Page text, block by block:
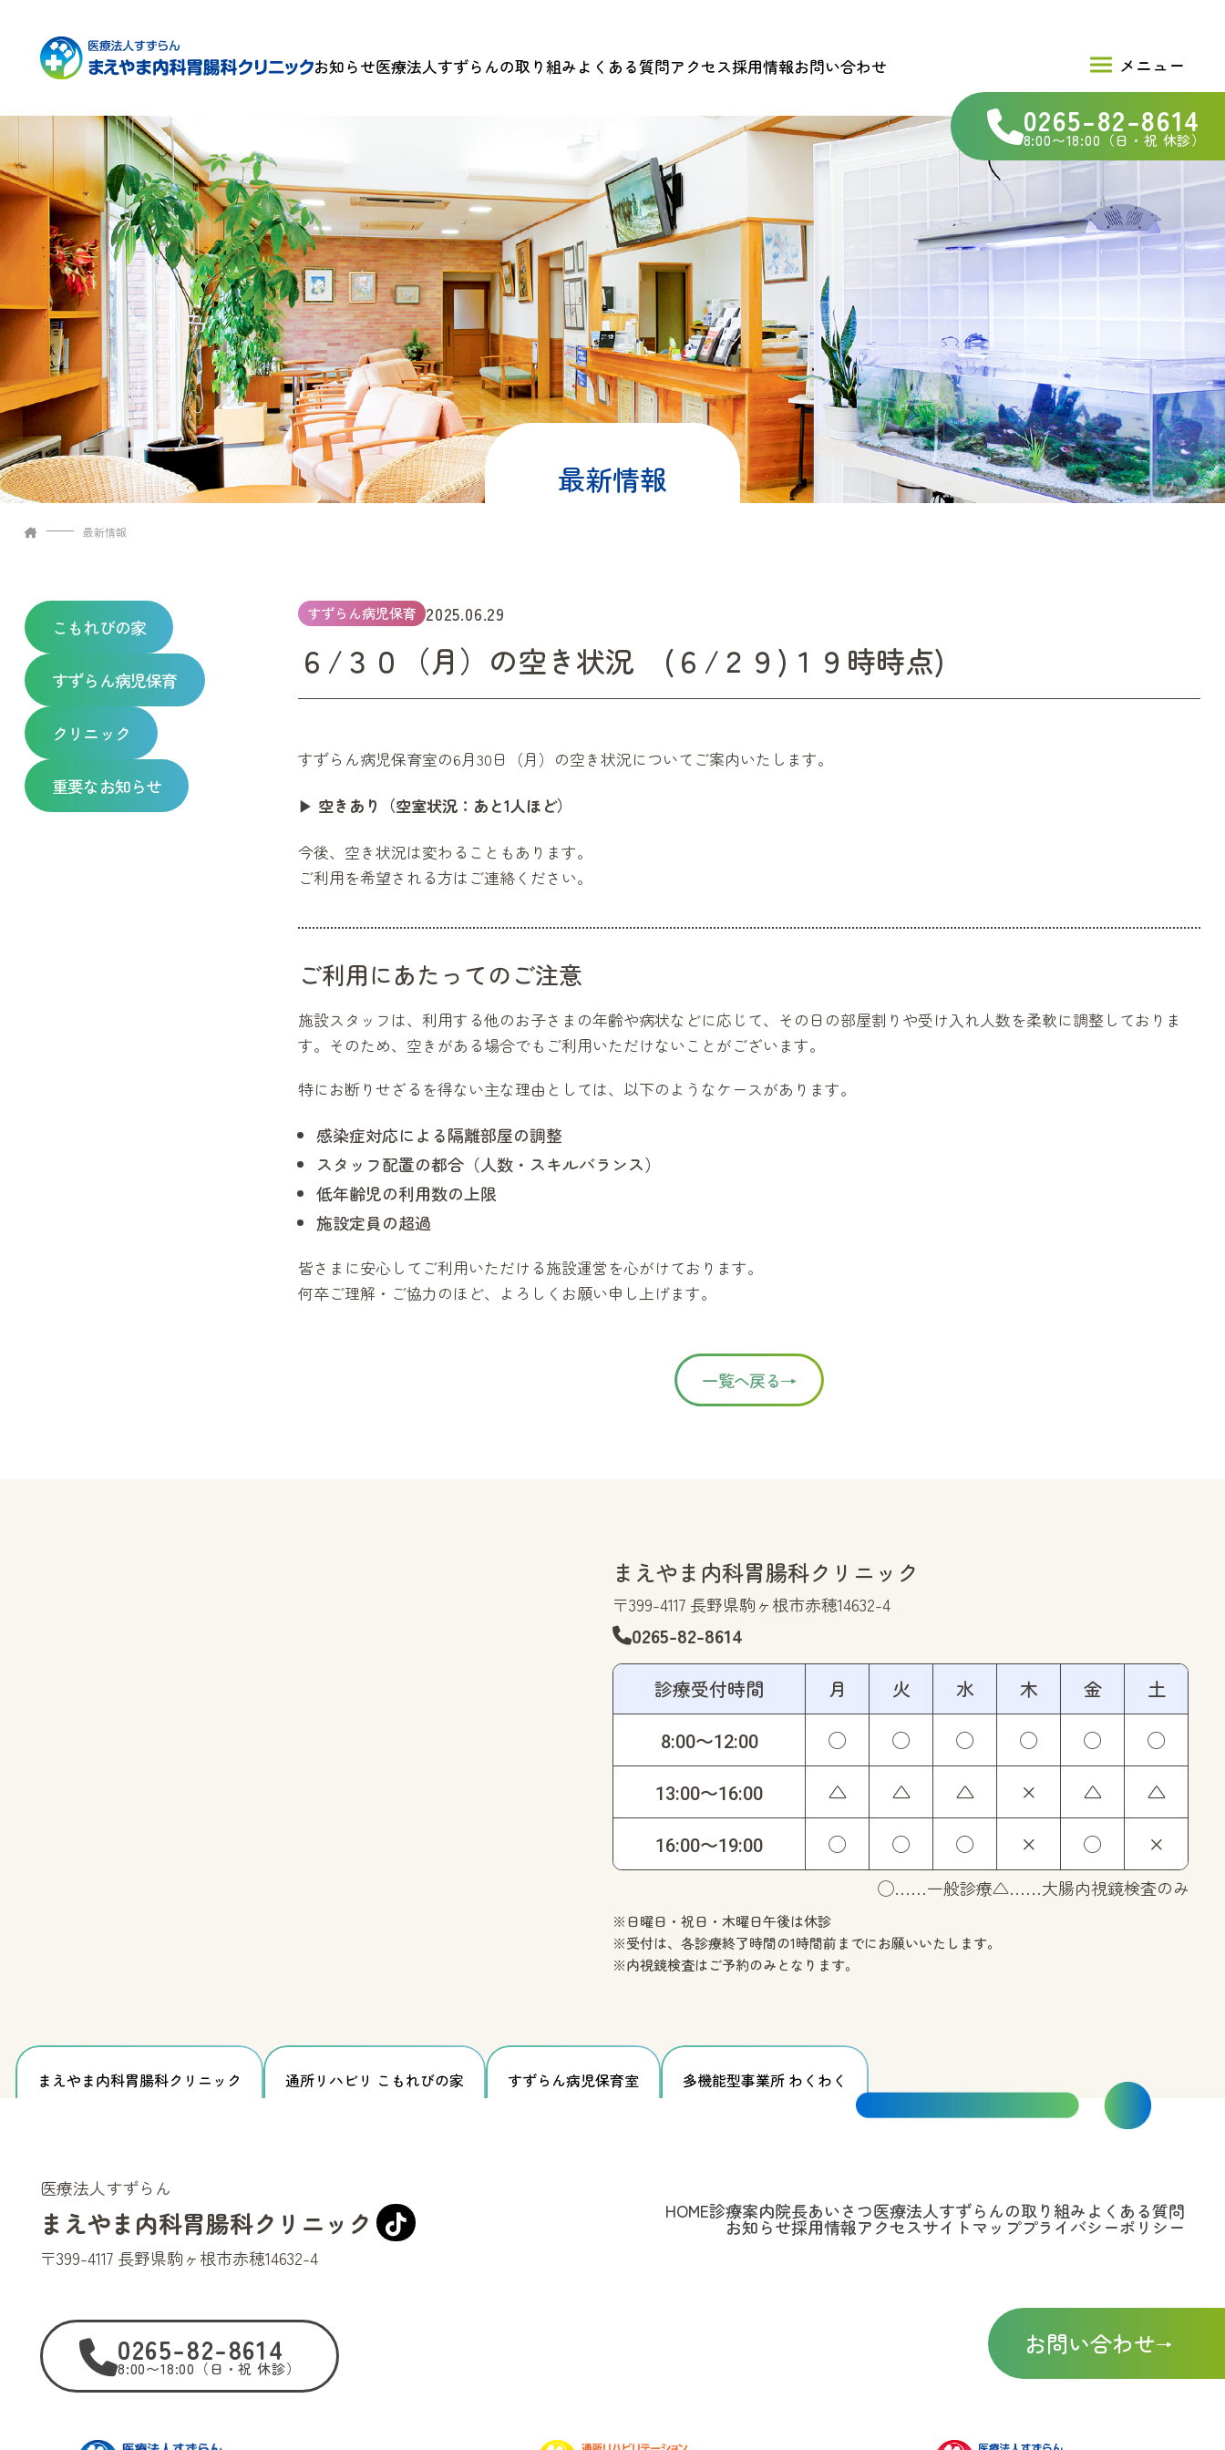
お知らせ医療法人すずらんの取り組みよくある質問アクセス採用情報お問い合わせ
0265-82-8614
8:00〜18:00（日・祝 休診）
最新情報
最新情報
こもれびの家
すずらん病児保育
クリニック
重要なお知らせ
すずらん病児保育 2025.06.29
６/３０（月）の空き状況 (６/２９)１９時時点)
すずらん病児保育室の6月30日（月）の空き状況についてご案内いたします。
▶ 空きあり（空室状況：あと1人ほど）
今後、空き状況は変わることもあります。
ご利用を希望される方はご連絡ください。
ご利用にあたってのご注意
施設スタッフは、利用する他のお子さまの年齢や病状などに応じて、その日の部屋割りや受け入れ人数を柔軟に調整しておりま
す。そのため、空きがある場合でもご利用いただけないことがございます。
特にお断りせざるを得ない主な理由としては、以下のようなケースがあります。
感染症対応による隔離部屋の調整
スタッフ配置の都合（人数・スキルバランス）
低年齢児の利用数の上限
施設定員の超過
皆さまに安心してご利用いただける施設運営を心がけております。
何卒ご理解・ご協力のほど、よろしくお願い申し上げます。
一覧へ戻る→
まえやま内科胃腸科クリニック
〒399-4117 長野県駒ヶ根市赤穂14632-4
0265-82-8614
診療受付時間 月 火 水 木 金 土
8:00〜12:00 ◯ ◯ ◯ ◯ ◯ ◯
13:00〜16:00 △ △ △ × △ △
16:00〜19:00 ◯ ◯ ◯ × ◯ ×
◯……一般診療△……大腸内視鏡検査のみ
※日曜日・祝日・木曜日午後は休診
※受付は、各診療終了時間の1時間前までにお願いいたします。
※内視鏡検査はご予約のみとなります。
まえやま内科胃腸科クリニック 通所リハビリ こもれびの家 すずらん病児保育室 多機能型事業所 わくわく
医療法人すずらん
まえやま内科胃腸科クリニック
〒399-4117 長野県駒ヶ根市赤穂14632-4
0265-82-8614
8:00〜18:00（日・祝 休診）
HOME診療案内院長あいさつ医療法人すずらんの取り組みよくある質問
お知らせ採用情報アクセスサイトマッププライバシーポリシー
お問い合わせ→